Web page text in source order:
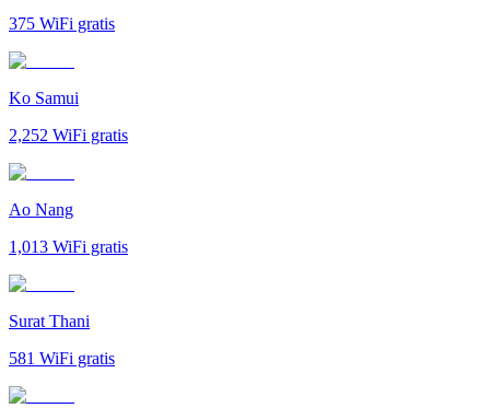
375 WiFi gratis
Ko Samui
2,252 WiFi gratis
Ao Nang
1,013 WiFi gratis
Surat Thani
581 WiFi gratis